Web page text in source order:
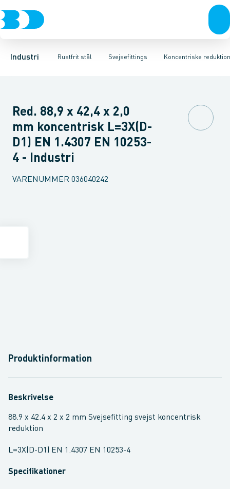
Industri Rustfrit stål
VentilerRustfrit stålSort stålGalvaniseret stålPlastIndustri
Svejsefittings
Svejsefittings ASTM svejsefittingsLevnedsmiddel fittings
Koncentriske
Bøjninger Indsv. bøjninger Koncentriske reduktioner
Red. 88,9 x 42,4 x 2,0
mm koncentrisk L=3X(D-
D1) EN 1.4307 EN 10253-
4 - Industri
VARENUMMER 036040242
Produktinformation
Beskrivelse
88.9 x 42.4 x 2 x 2 mm Svejsefitting svejst koncentrisk
reduktion
L=3X(D-D1) EN 1.4307 EN 10253-4
Specifikationer